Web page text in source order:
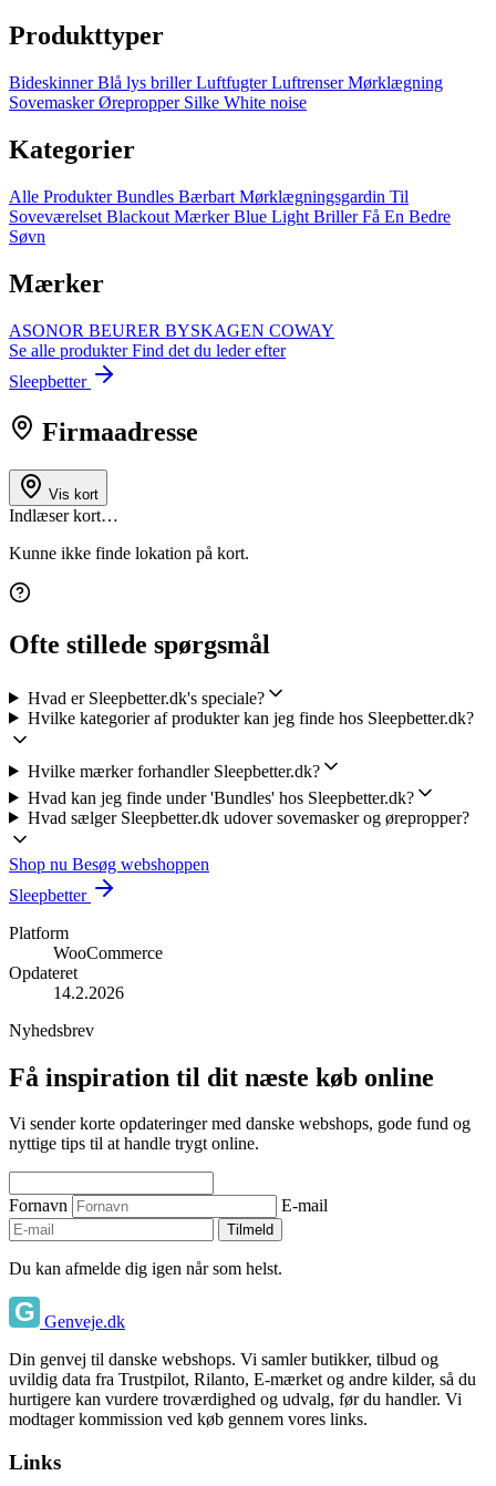
Produkttyper
BideskinnerBlå lys brillerLuftfugterLuftrenserMørklægning
SovemaskerØrepropper Silke White noise
Kategorier
Alle ProdukterBundles Bærbart Mørklægningsgardin Til
Soveværelset Blackout MærkerBlue Light BrillerFå En Bedre
Søvn
Mærker
ASОNОR BEURER BYSKAGEN COWAY
Se alle produkterFind det du leder efter
Sleepbetter
Firmaadresse
Vis kort
Indlæser kort…
Kunne ikke finde lokation på kort.
Ofte stillede spørgsmål
Hvad er Sleepbetter.dk's speciale?
Hvilke kategorier af produkter kan jeg finde hos Sleepbetter.dk?
Hvilke mærker forhandler Sleepbetter.dk?
Hvad kan jeg finde under 'Bundles' hos Sleepbetter.dk?
Hvad sælger Sleepbetter.dk udover sovemasker og ørepropper?
Shop nu Besøg webshoppen
Sleepbetter
Platform
WooCommerce
Opdateret
14.2.2026
Nyhedsbrev
Få inspiration til dit næste køb online
Vi sender korte opdateringer med danske webshops, gode fund og
nyttige tips til at handle trygt online.
Fornavn E-mail
Tilmeld
Du kan afmelde dig igen når som helst.
Genveje.dk
Din genvej til danske webshops. Vi samler butikker, tilbud og
uvildig data fra Trustpilot, Rilanto, E-mærket og andre kilder, så du
hurtigere kan vurdere troværdighed og udvalg, før du handler. Vi
modtager kommission ved køb gennem vores links.
Links